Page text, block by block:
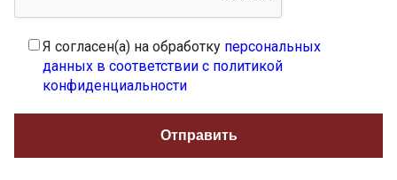
Я согласен(а) на обработку персональных
данных в соответствии с политикой
конфиденциальности